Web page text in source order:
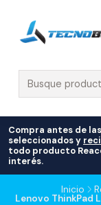
Compra antes de
seleccionados y
todo producto
interés.
Inicio
Lenovo ThinkPad